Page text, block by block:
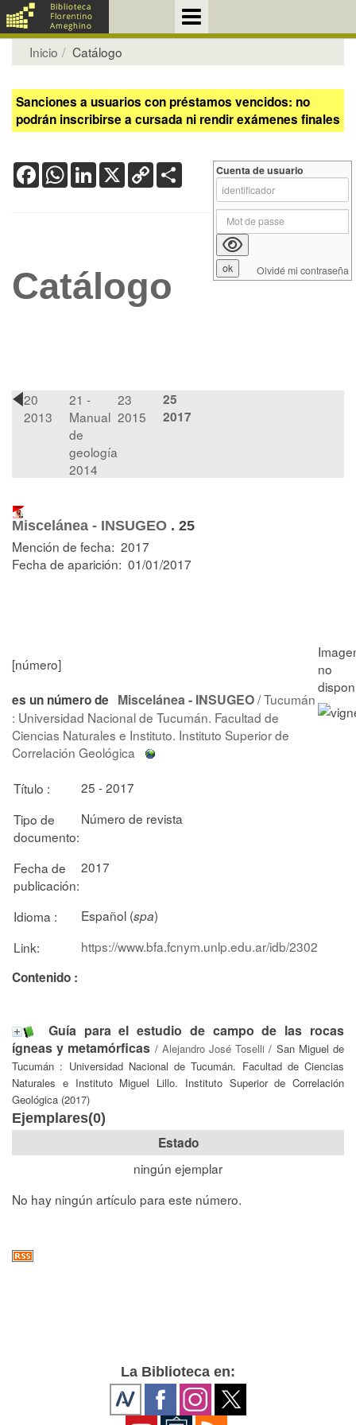
Inicio Catálogo
Sanciones a usuarios con préstamos vencidos: no
podrán inscribirse a cursada ni rendir exámenes finales
FacebookWhatsApp
LinkedIn
X Copy
Link
Catálogo
20
2013
21 -
Manual
de
geología
2014
23
2015
25
2017
Miscelánea - INSUGEO . 25
Mención de fecha: 2017
Fecha de aparición: 01/01/2017
[número]
es un número de Miscelánea - INSUGEO/ Tucumán
: Universidad Nacional de Tucumán. Facultad de
Ciencias Naturales e Instituto. Instituto Superior de
Correlación Geológica
Título :
25 - 2017
Tipo de
documento:
Número de revista
Fecha de
publicación:
2017
Idioma : Español (spa)
Link:
https://www.bfa.fcnym.unlp.edu.ar/idb/2302
Contenido :
Guía para el estudio de campo de las rocas
ígneas y metamórficas / Alejandro José Toselli / San Miguel de
Tucumán : Universidad Nacional de Tucumán. Facultad de Ciencias
Naturales e Instituto Miguel Lillo. Instituto Superior de Correlación
Geológica (2017)
Ejemplares(0)
Estado
ningún ejemplar
No hay ningún artículo para este número.
Cuenta de usuario
Olvidé mi contraseña
La Biblioteca en: